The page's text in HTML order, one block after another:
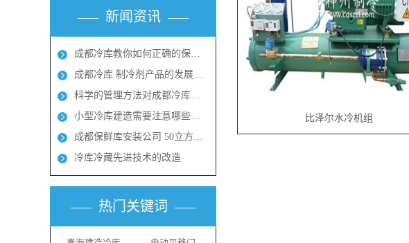
新闻资讯
成都冷库教你如何正确的保养冷库
成都冷库 制冷剂产品的发展方向
科学的管理方法对成都冷库能起到节能效果
小型冷库建造需要注意哪些地方呢？成都冻库多少钱？
成都保鲜库安装公司 50立方保鲜冻库多少钱
冷库冷藏先进技术的改造
热门关键词
比泽尔水冷机组